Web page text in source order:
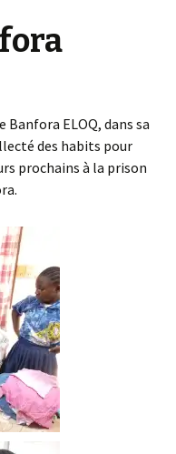
Banfora ELOQ, dans sa
des habits pour
prochains à la prison